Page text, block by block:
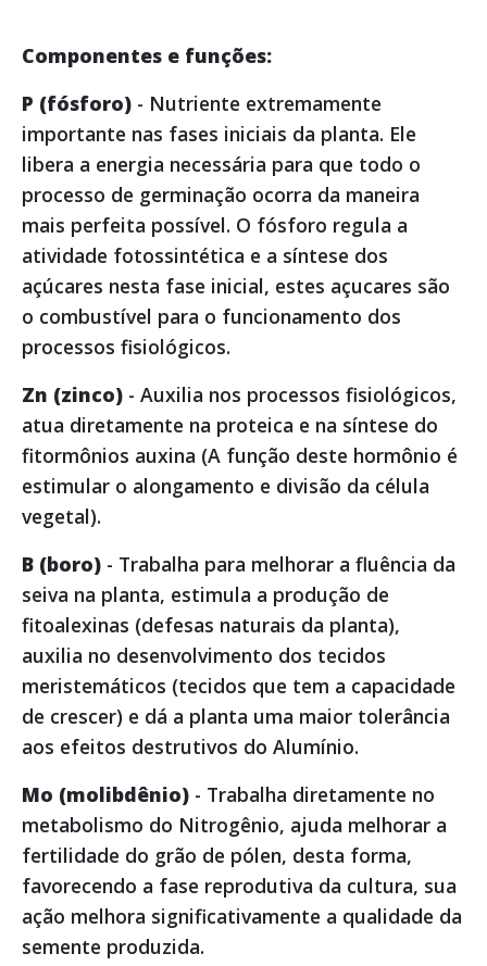
Componentes e funções:
P (fósforo) - Nutriente extremamente
importante nas fases iniciais da planta. Ele
libera a energia necessária para que todo o
processo de germinação ocorra da maneira
mais perfeita possível. O fósforo regula a
atividade fotossintética e a síntese dos
açúcares nesta fase inicial, estes açucares são
o combustível para o funcionamento dos
processos fisiológicos.
Zn (zinco) - Auxilia nos processos fisiológicos,
atua diretamente na proteica e na síntese do
fitormônios auxina (A função deste hormônio é
estimular o alongamento e divisão da célula
vegetal).
B (boro) - Trabalha para melhorar a fluência da
seiva na planta, estimula a produção de
fitoalexinas (defesas naturais da planta),
auxilia no desenvolvimento dos tecidos
meristemáticos (tecidos que tem a capacidade
de crescer) e dá a planta uma maior tolerância
aos efeitos destrutivos do Alumínio.
Mo (molibdênio) - Trabalha diretamente no
metabolismo do Nitrogênio, ajuda melhorar a
fertilidade do grão de pólen, desta forma,
favorecendo a fase reprodutiva da cultura, sua
ação melhora significativamente a qualidade da
semente produzida.